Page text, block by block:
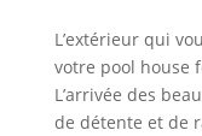
L’extérieur qui
votre pool house
L’arrivée des
de détente et de